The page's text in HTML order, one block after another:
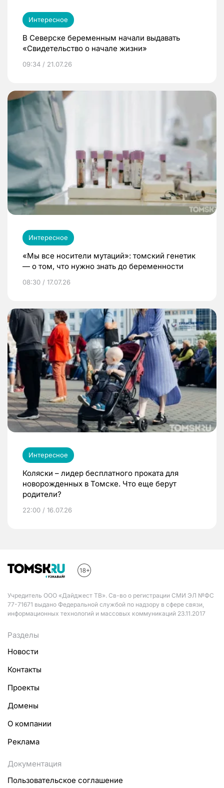
Интересное
В Северске беременным начали выдавать
«Свидетельство о начале жизни»
09:34 / 21.07.26
Интересное
«Мы все носители мутаций»: томский генетик
— о том, что нужно знать до беременности
08:30 / 17.07.26
Интересное
Коляски – лидер бесплатного проката для
новорожденных в Томске. Что еще берут
родители?
22:00 / 16.07.26
Учредитель ООО «Дайджест ТВ». Св-во о регистрации СМИ ЭЛ №ФС
77-71671 выдано Федеральной службой по надзору в сфере связи,
информационных технологий и массовых коммуникаций 23.11.2017
Разделы
Новости
Контакты
Проекты
Домены
О компании
Реклама
Документация
Пользовательское соглашение